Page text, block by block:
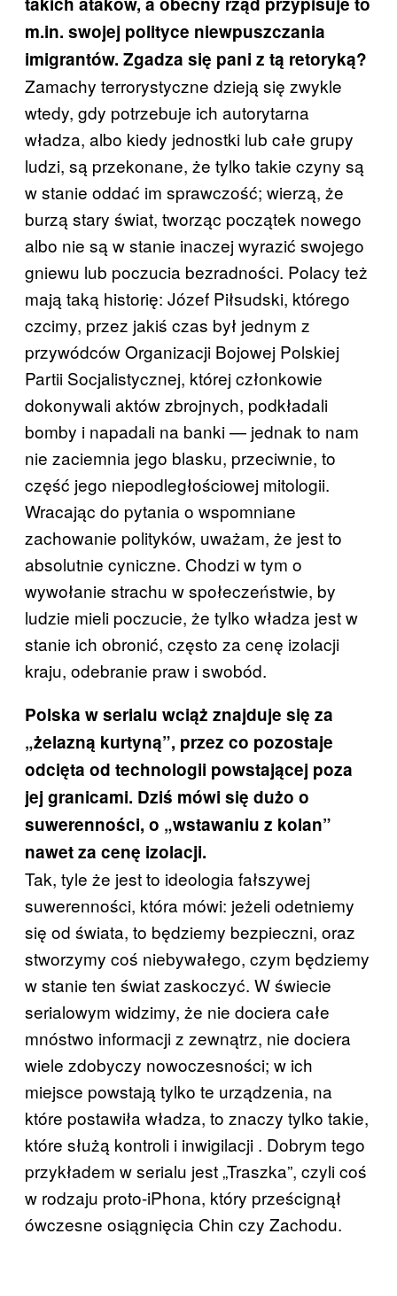
m.in. swojej polityce niewpuszczania
imigrantów. Zgadza się pani z tą retoryką?
Zamachy terrorystyczne dzieją się zwykle
wtedy, gdy potrzebuje ich autorytarna
władza, albo kiedy jednostki lub całe grupy
ludzi, są przekonane, że tylko takie czyny są
w stanie oddać im sprawczość; wierzą, że
burzą stary świat, tworząc początek nowego
albo nie są w stanie inaczej wyrazić swojego
gniewu lub poczucia bezradności. Polacy też
mają taką historię: Józef Piłsudski, którego
czcimy, przez jakiś czas był jednym z
przywódców Organizacji Bojowej Polskiej
Partii Socjalistycznej, której członkowie
dokonywali aktów zbrojnych, podkładali
bomby i napadali na banki — jednak to nam
nie zaciemnia jego blasku, przeciwnie, to
część jego niepodległościowej mitologii.
Wracając do pytania o wspomniane
zachowanie polityków, uważam, że jest to
absolutnie cyniczne. Chodzi w tym o
wywołanie strachu w społeczeństwie, by
ludzie mieli poczucie, że tylko władza jest w
stanie ich obronić, często za cenę izolacji
kraju, odebranie praw i swobód.
Polska w serialu wciąż znajduje się za
„żelazną kurtyną”, przez co pozostaje
odcięta od technologii powstającej poza
jej granicami. Dziś mówi się dużo o
suwerenności, o „wstawaniu z kolan”
nawet za cenę izolacji.
Tak, tyle że jest to ideologia fałszywej
suwerenności, która mówi: jeżeli odetniemy
się od świata, to będziemy bezpieczni, oraz
stworzymy coś niebywałego, czym będziemy
w stanie ten świat zaskoczyć. W świecie
serialowym widzimy, że nie dociera całe
mnóstwo informacji z zewnątrz, nie dociera
wiele zdobyczy nowoczesności; w ich
miejsce powstają tylko te urządzenia, na
które postawiła władza, to znaczy tylko takie,
które służą kontroli i inwigilacji . Dobrym tego
przykładem w serialu jest „Traszka”, czyli coś
w rodzaju proto-iPhona, który prześcignął
ówczesne osiągnięcia Chin czy Zachodu.